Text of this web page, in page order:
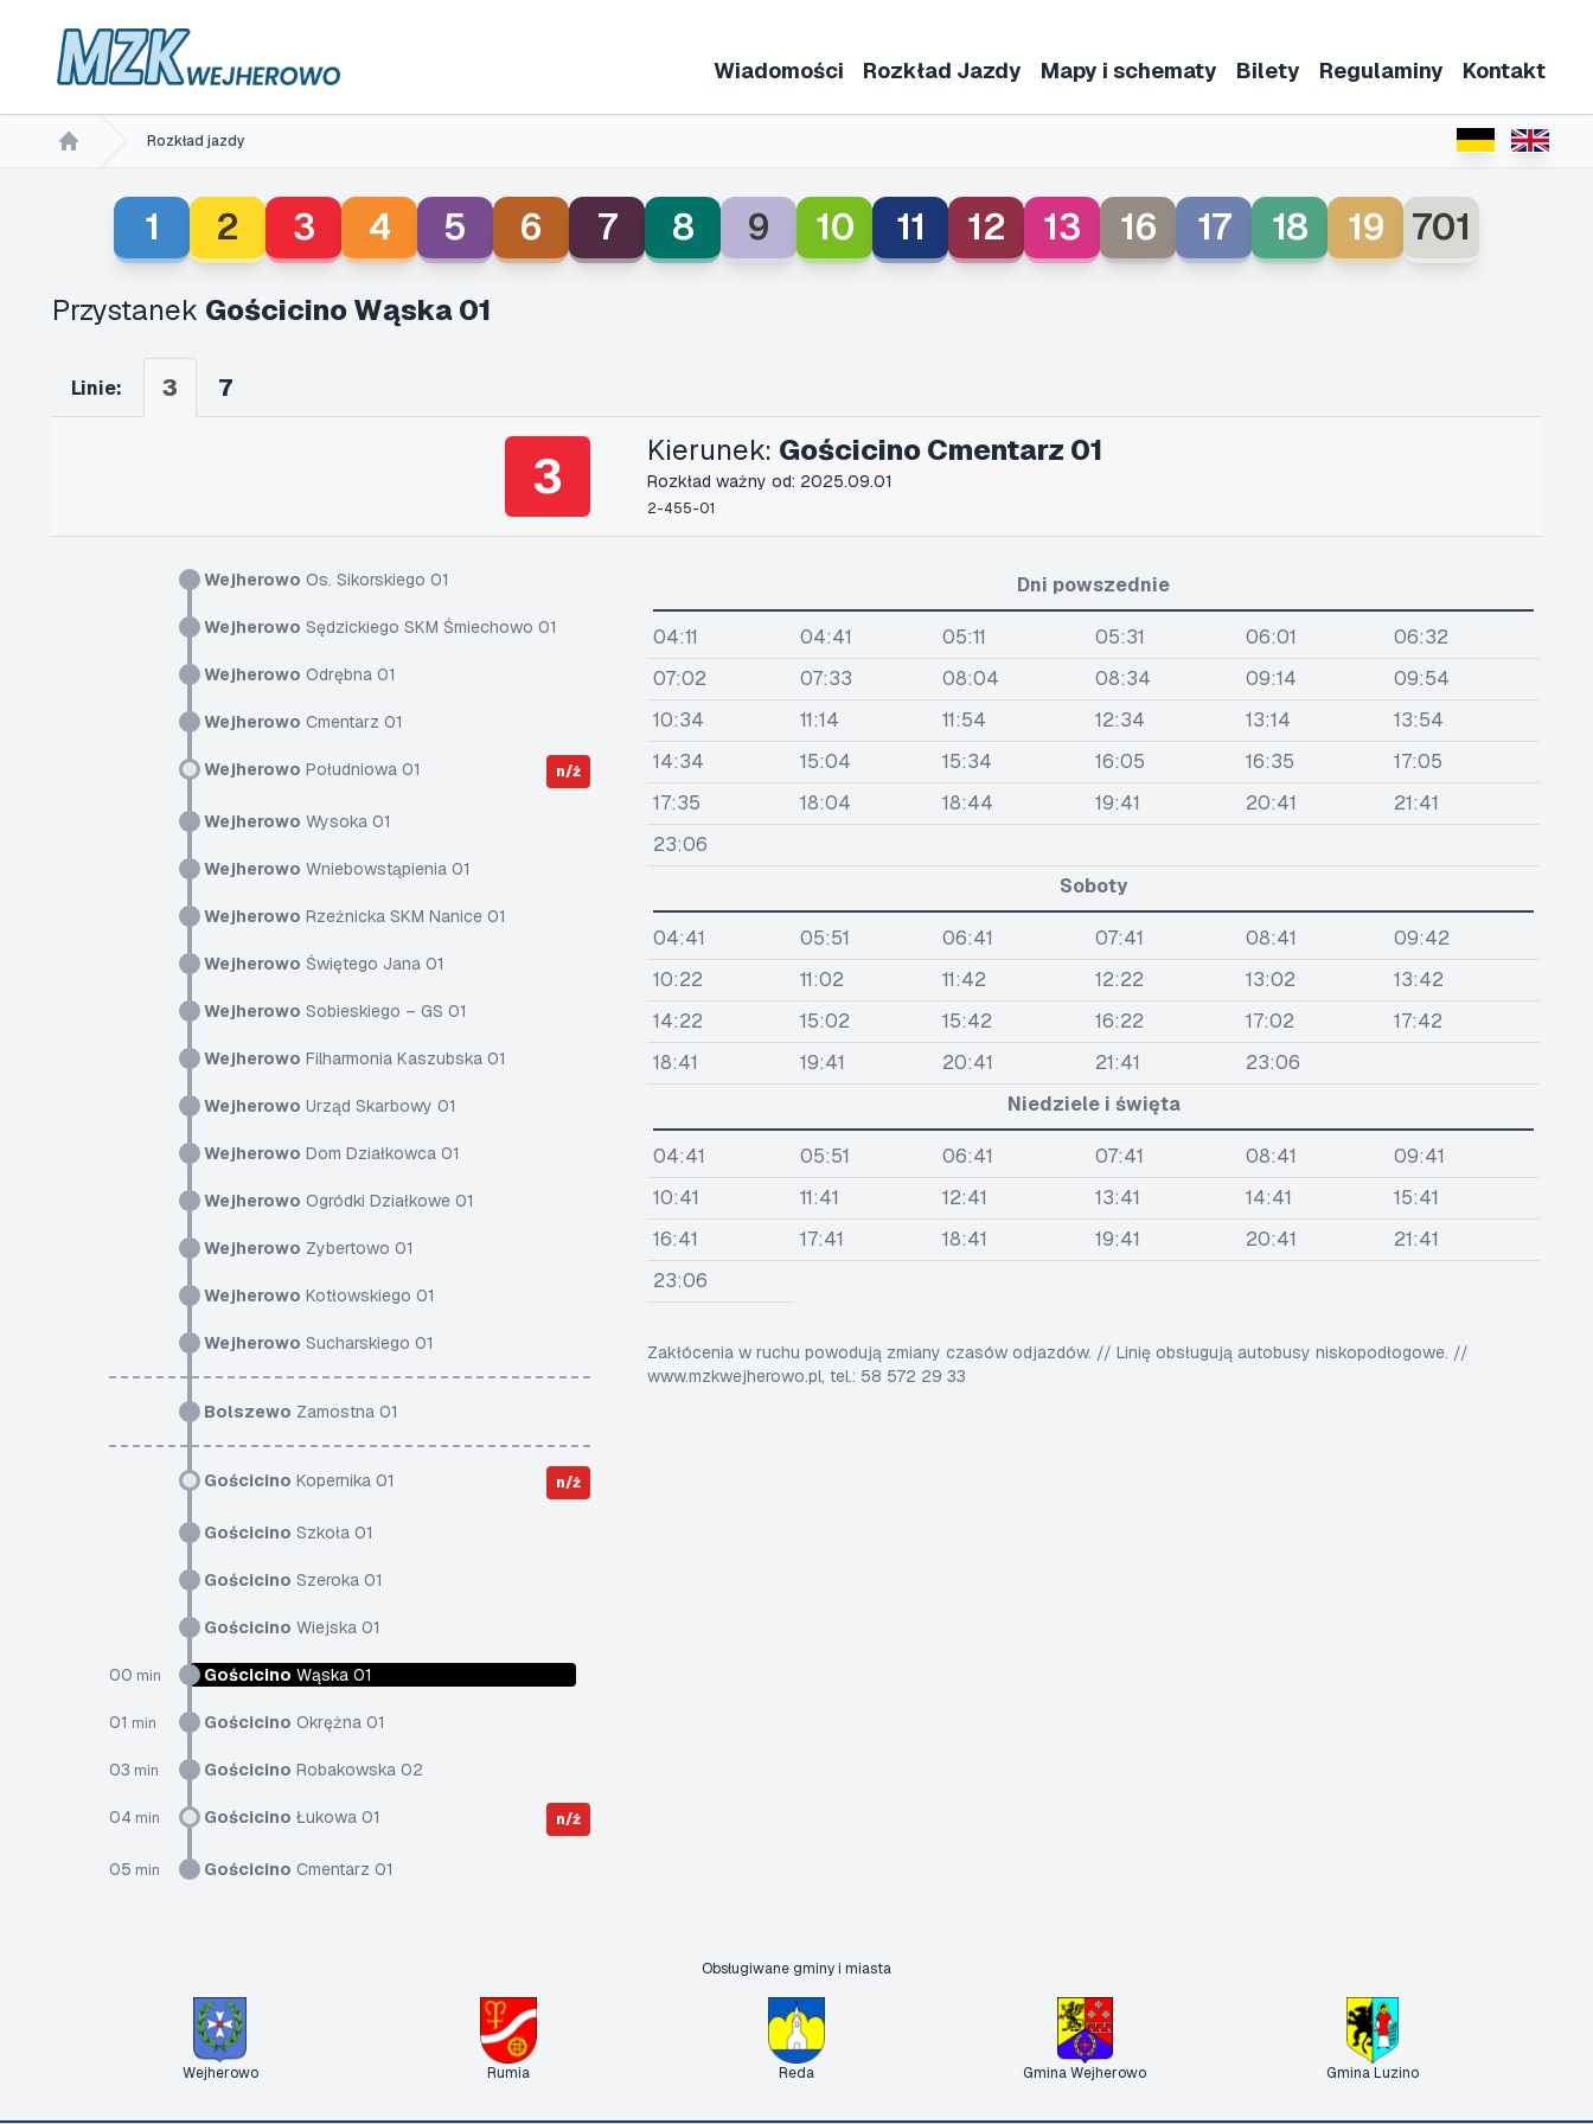
Wiadomości Rozkład Jazdy Mapy i schematy Bilety Regulaminy Kontakt
Rozkład jazdy
1 2 3 4 5 6 7 8 9 10 11 12 13 16 17 18 19 701
Przystanek Gościcino Wąska 01
Linie: 3 7
3 Kierunek: Gościcino Cmentarz 01
Rozkład ważny od: 2025.09.01
2-455-01
Wejherowo Os. Sikorskiego 01
Wejherowo Sędzickiego SKM Śmiechowo 01
Wejherowo Odrębna 01
Wejherowo Cmentarz 01
Wejherowo Południowa 01 n/ż
Wejherowo Wysoka 01
Wejherowo Wniebowstąpienia 01
Wejherowo Rzeźnicka SKM Nanice 01
Wejherowo Świętego Jana 01
Wejherowo Sobieskiego – GS 01
Wejherowo Filharmonia Kaszubska 01
Wejherowo Urząd Skarbowy 01
Wejherowo Dom Działkowca 01
Wejherowo Ogródki Działkowe 01
Wejherowo Zybertowo 01
Wejherowo Kotłowskiego 01
Wejherowo Sucharskiego 01
Bolszewo Zamostna 01
Gościcino Kopernika 01 n/ż
Gościcino Szkoła 01
Gościcino Szeroka 01
Gościcino Wiejska 01
00 min Gościcino Wąska 01
01 min Gościcino Okrężna 01
03 min Gościcino Robakowska 02
04 min Gościcino Łukowa 01 n/ż
05 min Gościcino Cmentarz 01
Dni powszednie
04:11 04:41 05:11 05:31 06:01
06:32
07:02
07:33 08:04 08:34 09:14
09:54
10:34
11:14 11:54 12:34 13:14
13:54
14:34
15:04 15:34 16:05 16:35
17:05
17:35
18:04 18:44 19:41 20:41
21:41
23:06
Soboty
04:41 05:51 06:41 07:41 08:41
09:42
10:22
11:02 11:42 12:22 13:02
13:42
14:22
15:02 15:42 16:22 17:02
17:42
18:41
19:41 20:41 21:41
23:06
Niedziele i święta
04:41 05:51 06:41 07:41 08:41
09:41
10:41
11:41 12:41 13:41 14:41
15:41
16:41
17:41 18:41 19:41 20:41
21:41
23:06
Zakłócenia w ruchu powodują zmiany czasów odjazdów. // Linię obsługują autobusy niskopodłogowe. //
www.mzkwejherowo.pl, tel.: 58 572 29 33
Obsługiwane gminy i miasta
Wejherowo Rumia Reda Gmina Wejherowo Gmina Luzino